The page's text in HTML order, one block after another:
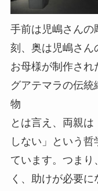
手前は児嶋さんの
刻、奥は児嶋さん
お母様が制作され
グアテマラの伝統
物
とは言え、両親
しない」という
ています。つまり
く、助けが必要